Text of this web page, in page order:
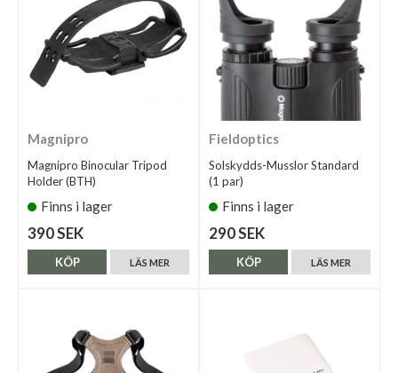
Magnipro
Magnipro Binocular Tripod
Holder (BTH)
Finns i lager
390 SEK
LÄS MER
KÖP
Fieldoptics
Solskydds-Musslor Standard
(1 par)
Finns i lager
290 SEK
LÄS MER
KÖP